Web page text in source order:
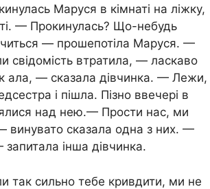
Маруся в кімнаті на ліжку,
— Прокинулась? Що-небудь
— прошепотіла Маруся. —
свідомість втратила, — ласкаво
ала, — сказала дівчинка. — Лежи,
і пішла. Пізно ввечері в
над нею.— Прости нас, ми
винувато сказала одна з них. —
інша дівчинка.
сильно тебе кривдити, ми не